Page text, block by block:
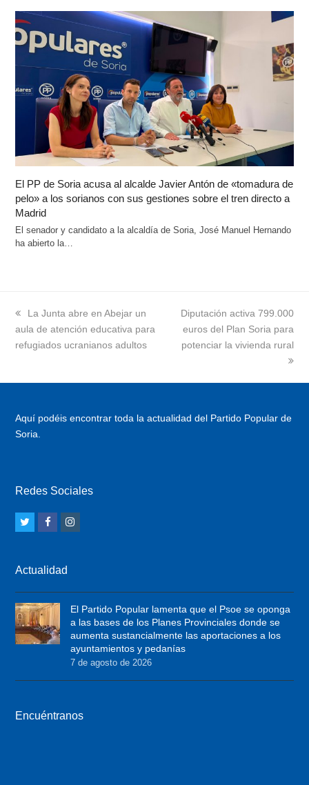
El PP de Soria acusa al alcalde Javier Antón de «tomadura de
pelo» a los sorianos con sus gestiones sobre el tren directo a
Madrid
El senador y candidato a la alcaldía de Soria, José Manuel Hernando
ha abierto la…
previous
post:
La Junta abre en Abejar un
aula de atención educativa para
refugiados ucranianos adultos
next
post:
Diputación activa 799.000
euros del Plan Soria para
potenciar la vivienda rural
Aquí podéis encontrar toda la actualidad del Partido Popular de
Soria.
Redes Sociales
t
t
e
r
F
e
b
o
a
g
r
a
Actualidad
El Partido Popular lamenta que el Psoe se oponga
a las bases de los Planes Provinciales donde se
aumenta sustancialmente las aportaciones a los
ayuntamientos y pedanías
7 de agosto de 2026
Encuéntranos